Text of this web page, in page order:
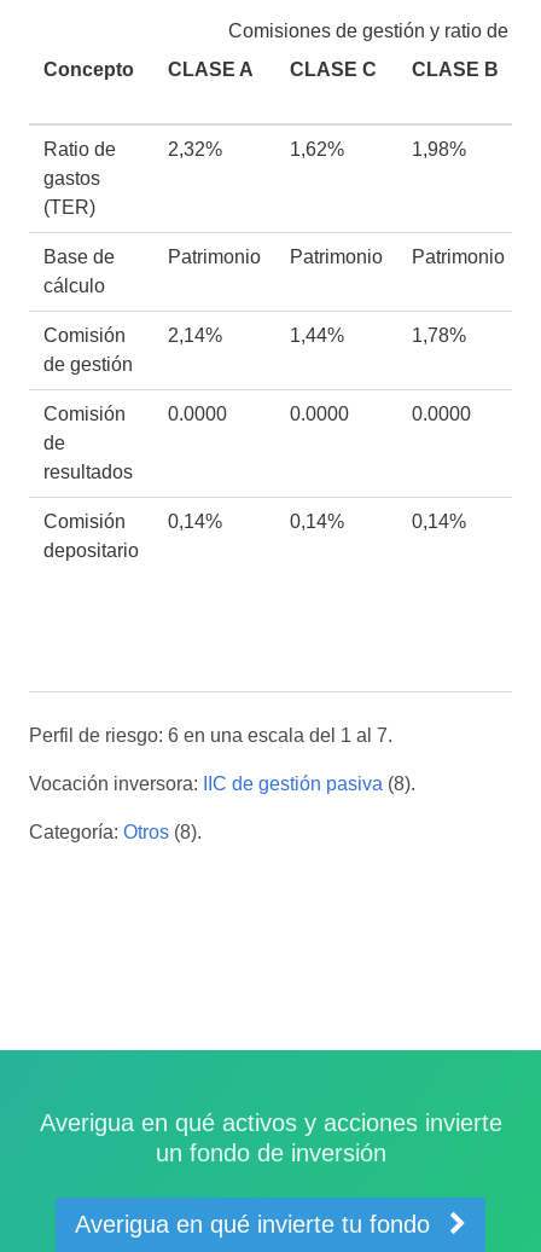
Comisiones de gestión y ratio de
Concepto
CLASE A CLASE C CLASE B
Ratio de
gastos
(TER)
2,32% 1,62% 1,98%
Base de
cálculo
Patrimonio Patrimonio Patrimonio
Comisión
de gestión
2,14% 1,44% 1,78%
Comisión
de
resultados
0.0000 0.0000 0.0000
Comisión
depositario
0,14% 0,14% 0,14%
Perfil de riesgo: 6 en una escala del 1 al 7.
Vocación inversora: IIC de gestión pasiva (8).
Categoría: Otros (8).
Averigua en qué activos y acciones invierte
un fondo de inversión
Averigua en qué invierte tu fondo